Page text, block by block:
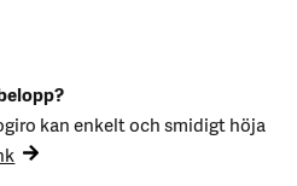
kan enkelt och smidigt höja